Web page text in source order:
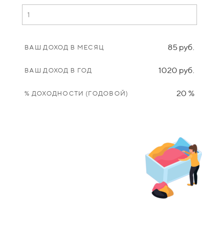
ВАШ ДОХОД В МЕСЯЦ 85 руб.
ВАШ ДОХОД В ГОД 1020 руб.
% ДОХОДНОСТИ (ГОДОВОЙ) 20 %